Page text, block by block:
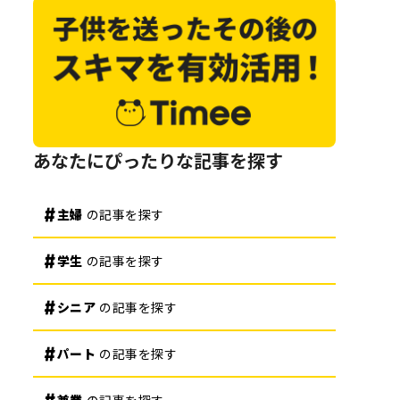
あなたにぴったりな記事を探す
主婦 の記事を探す
学生 の記事を探す
シニア の記事を探す
パート の記事を探す